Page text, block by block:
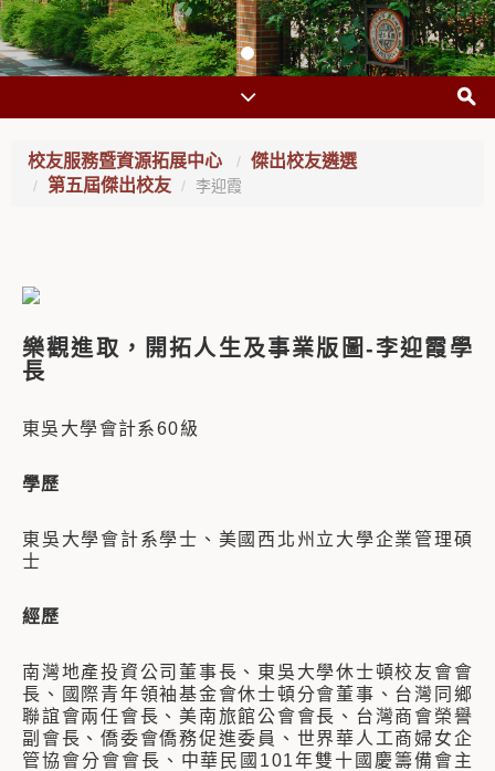
校友服務暨資源拓展中心
傑出校友遴選
第五屆傑出校友
李迎霞
樂觀進取，開拓人生及事業版圖 -李迎霞學
長
東吳大學會計系60級
學歷
東吳大學會計系學士、 美國西北州立大學企業管理碩
士
經歷
南灣地產投資公司董事長、 東吳大學休士頓校友會會
長、
國際青年領袖基金會休士頓分會董事、 台灣同鄉
聯誼會兩任會長、 美南旅館公會會長、 台灣商會榮譽
副會長、僑委會僑務促進委員、 世界華人工商婦女企
管協會分會會長、 中華民國101年雙十國慶籌備會主